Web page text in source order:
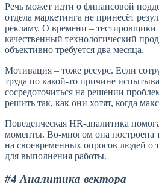
Речь может идти о финансовой
отдела маркетинга не принесёт
рекламу. О времени – тестировщики
качественный технологический
объективно требуется два месяца.
Мотивация – тоже ресурс. Если
труда по какой-то причине
сосредоточиться на решении
решить так, как они хотят, когда
Поведенческая HR-аналитика
моменты. Во-многом она построена
на своевременных опросов людей о
для выполнения работы.
#4 Аналитика вектора